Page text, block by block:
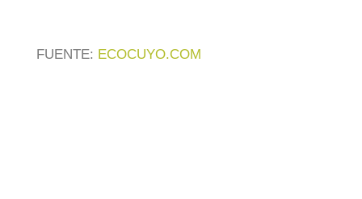
FUENTE: ECOCUYO.COM